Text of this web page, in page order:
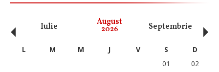
Iulie August
2026 Septembrie
‹ L M M J V S
D
01
02